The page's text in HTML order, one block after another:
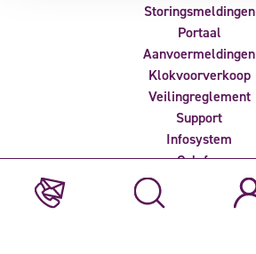
Storingsmeldingen
Portaal
Aanvoermeldingen
Klokvoorverkoop
Veilingreglement
Support
Infosystem
Colofon
Privacyverklaring